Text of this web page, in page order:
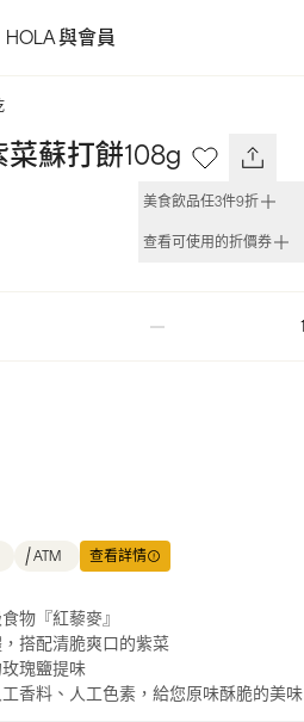
HOLA 與會員
蘇打餅108g
美食飲品任3件9折
查看可使用的折價券
ATM 查看詳情
物『紅藜麥』
搭配清脆爽口的紫菜
瑰鹽提味
香料、人工色素，給您原味酥脆的美味